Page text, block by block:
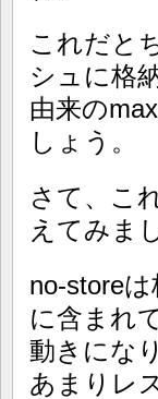
これだと
シュに格
由来の
しょう。
さて、こ
えてみま
no-store
に含まれ
動きにな
あまりレ